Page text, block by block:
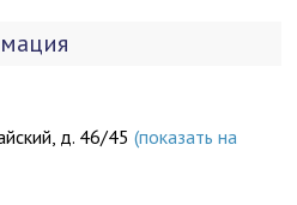
д. 46/45(показать на